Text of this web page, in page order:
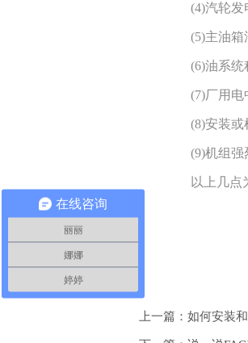
(4)汽轮发电
(5)主油箱油
(6)油系统积
(7)厂用电中
(8)安装或检
(9)机组强烈
以上几点为
上一篇：如何安装
在线咨询
丽丽
娜娜
婷婷